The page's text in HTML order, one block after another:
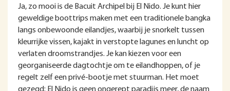
Ja, zo mooi is de Bacuit Archipel bij El Nido. Je kunt hier
geweldige boottrips maken met een traditionele bangka
langs onbewoonde eilandjes, waarbij je snorkelt tussen
kleurrijke vissen, kajakt in verstopte lagunes en luncht op
verlaten droomstrandjes. Je kan kiezen voor een
georganiseerde dagtochtje om te eilandhoppen, of je
regelt zelf een privé-bootje met stuurman. Het moet